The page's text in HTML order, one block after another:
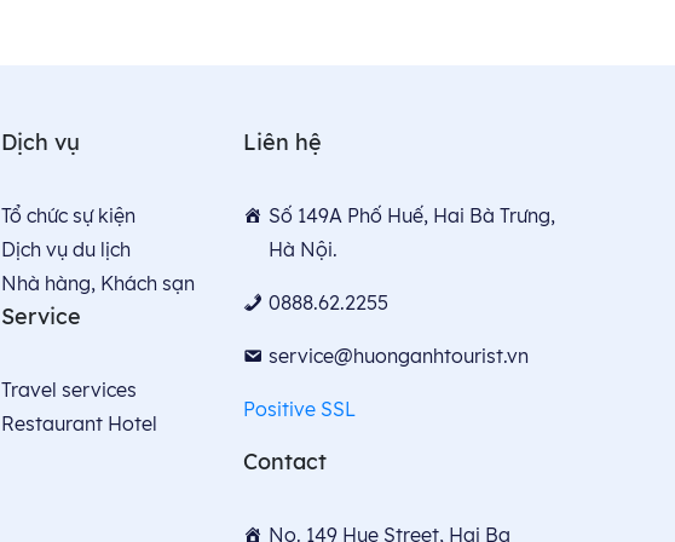
Dịch vụ
Tổ chức sự kiện
Dịch vụ du lịch
Nhà hàng, Khách sạn
Service
Travel services
Restaurant Hotel
Liên hệ
Số 149A Phố Huế, Hai Bà Trưng,
Hà Nội.
0888.62.2255
service@huonganhtourist.vn
Positive SSL
Contact
No. 149 Hue Street, Hai Ba